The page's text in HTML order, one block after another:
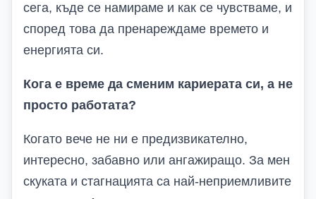
сега, къде се намираме и как се чувстваме, и
според това да пренареждаме времето и
енергията си.
Кога е време да сменим кариерата си, а не
просто работата?
Когато вече не ни е предизвикателно,
интересно, забавно или ангажиращо. За мен
скуката и стагнацията са най-неприемливите